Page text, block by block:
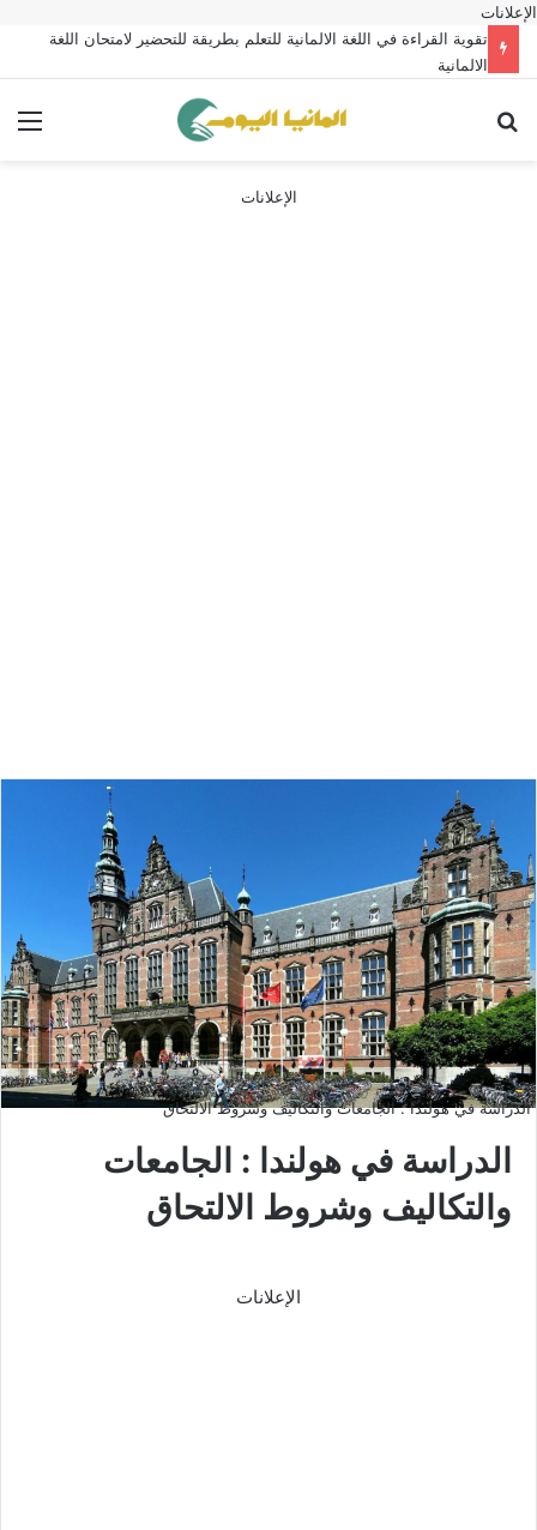
الإعلانات
تقوية القراءة في اللغة الالمانية للتعلم بطريقة للتحضير لامتحان اللغة
الالمانية
الإعلانات
الدراسة في هولندا : الجامعات والتكاليف وشروط الالتحاق
الدراسة في هولندا : الجامعات
والتكاليف وشروط الالتحاق
الإعلانات